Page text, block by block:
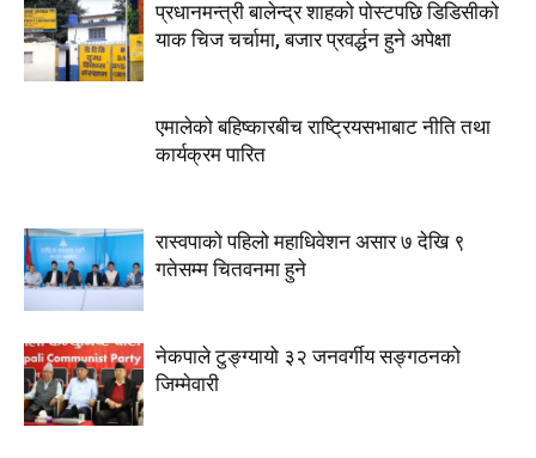
प्रधानमन्त्री बालेन्द्र शाहको पोस्टपछि डिडिसीको
याक चिज चर्चामा, बजार प्रवर्द्धन हुने अपेक्षा
एमालेको बहिष्कारबीच राष्ट्रियसभाबाट नीति तथा
कार्यक्रम पारित
रास्वपाको पहिलो महाधिवेशन असार ७ देखि ९
गतेसम्म चितवनमा हुने
नेकपाले टुङ्ग्यायो ३२ जनवर्गीय सङ्गठनको
जिम्मेवारी